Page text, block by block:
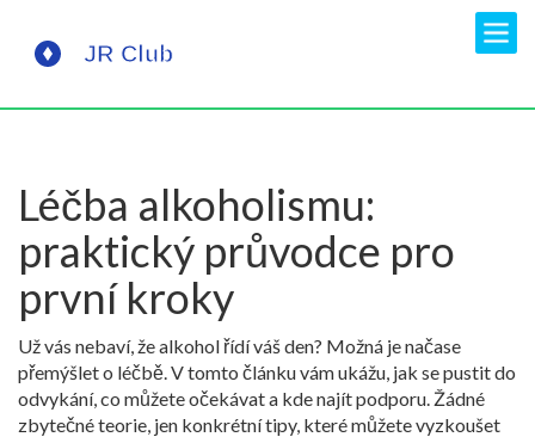
Léčba alkoholismu:
praktický průvodce pro
první kroky
Už vás nebaví, že alkohol řídí váš den? Možná je načase
přemýšlet o léčbě. V tomto článku vám ukážu, jak se pustit do
odvykání, co můžete očekávat a kde najít podporu. Žádné
zbytečné teorie, jen konkrétní tipy, které můžete vyzkoušet